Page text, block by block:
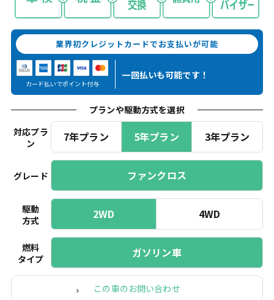
業界初クレジットカードでお支払いが可能
カード払いでポイント付与
一回払いも可能です！
プランや駆動方式を選択
対応プラ
ン
7年プラン 5年プラン 3年プラン
グレード ファンクロス
駆動
方式
2WD 4WD
燃料
タイプ
ガソリン車
この車のお問い合わせ